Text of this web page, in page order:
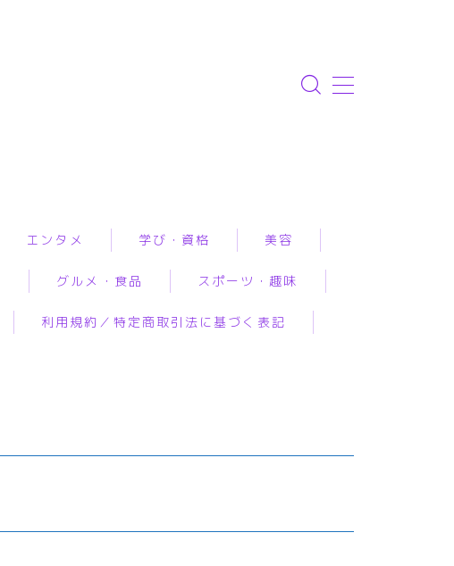
エンタメ
ゲーム
学び・資格
資格取得
専門学校・スクール
美容
エステ
クリニック
グルメ・食品
グルメ予約
スポーツ・趣味
アウトドア
利用規約／特定商取引法に基づく表記